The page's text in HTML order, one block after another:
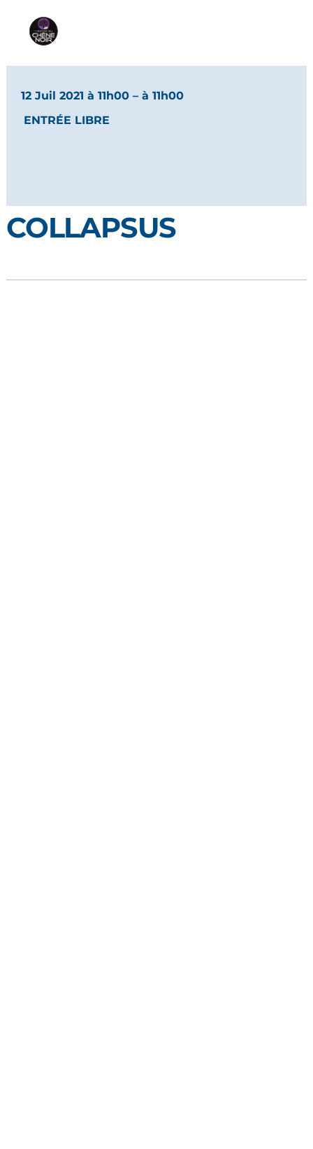
12 Juil 2021 à 11h00 – à 11h00
ENTRÉE LIBRE
COLLAPSUS